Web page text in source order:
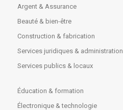
Argent & Assurance
Beauté & bien-être
Construction & fabrication
Services juridiques & administration
Services publics & locaux
Éducation & formation
Électronique & technologie